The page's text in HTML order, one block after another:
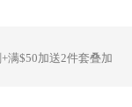
满$50加送2件套叠加